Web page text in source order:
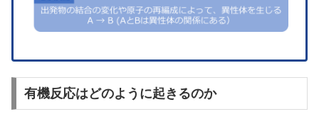
有機反応はどのように起きるのか